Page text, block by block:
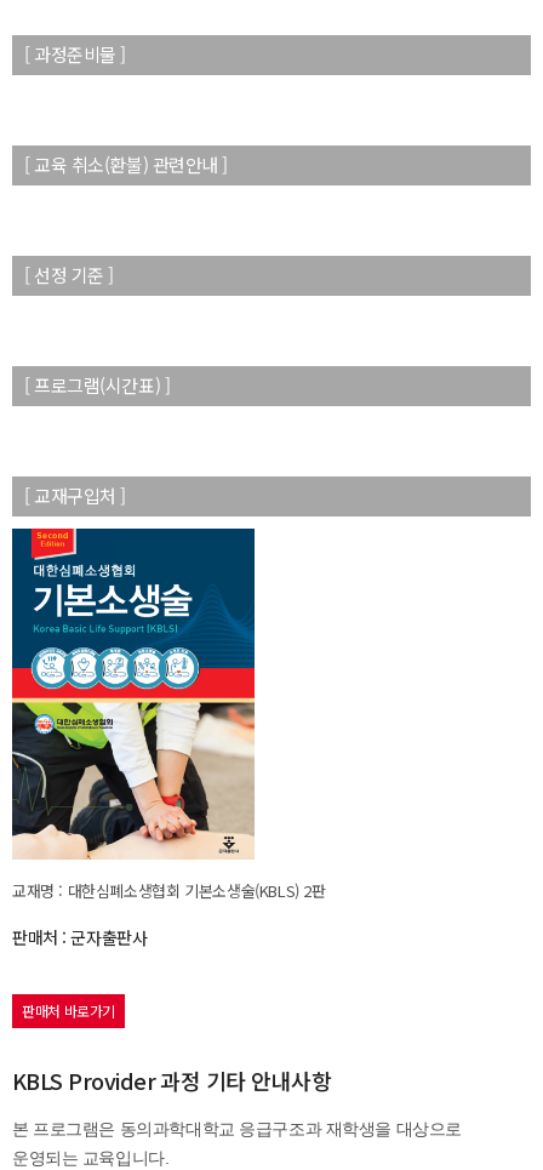
[ 과정준비물 ]
[ 교육 취소(환불) 관련안내 ]
[ 선정 기준 ]
[ 프로그램(시간표) ]
[ 교재구입처 ]
교재명 : 대한심폐소생협회 기본소생술(KBLS) 2판
판매처 : 군자출판사
판매처 바로가기
KBLS Provider 과정 기타 안내사항